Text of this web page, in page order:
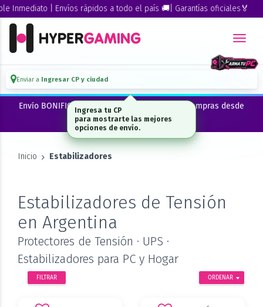
Inmediato | Envíos rápidos a todo el país 🚚| Garantías oficiales🏅
Enviar a Ingresar CP y ciudad
Envío BONIFICADO a CABA · GBA ·La Plata en compras desde
$300.000*
Inicio Estabilizadores
Estabilizadores de Tensión
en Argentina
Protectores de Tensión · UPS ·
Estabilizadores para PC y Hogar
ORDENAR
FILTRAR
Ingresa tu CP
para mostrarte las mejores
opciones de envío.